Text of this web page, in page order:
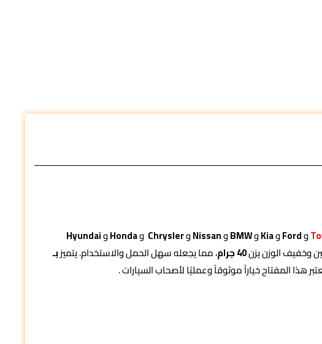
وFordوKiaوBMWوNissanوChrysler وHondaوHyundai
وخفيف الوزن يزن ، مما يجعله سهل الحمل والاستخدام. يتميزبـ
هذا المفتاح خياراً موثوقاً وعمليًا لأصحاب السيارات .